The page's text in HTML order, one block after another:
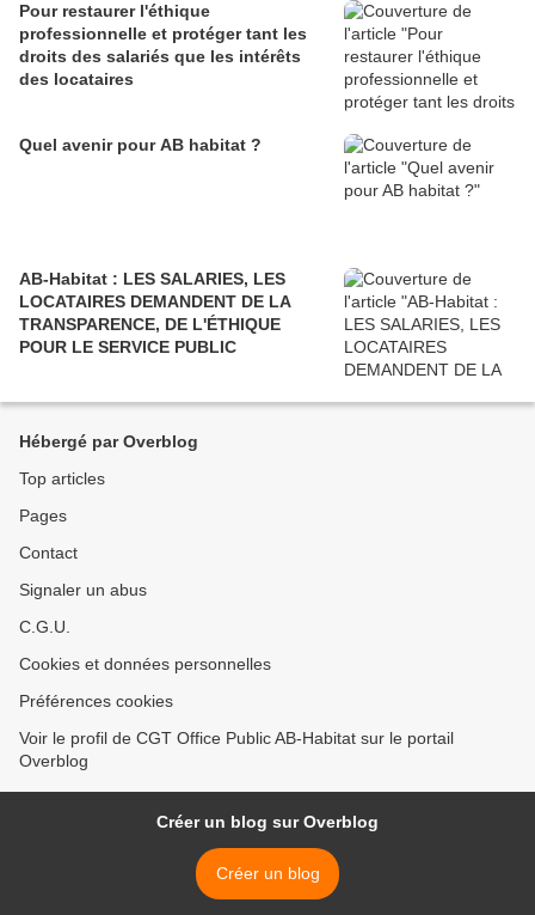
Pour restaurer l'éthique
professionnelle et protéger tant les
droits des salariés que les intérêts
des locataires
Quel avenir pour AB habitat ?
AB-Habitat : LES SALARIES, LES
LOCATAIRES DEMANDENT DE LA
TRANSPARENCE, DE L'ÉTHIQUE
POUR LE SERVICE PUBLIC
Hébergé par Overblog
Top articles
Pages
Contact
Signaler un abus
C.G.U.
Cookies et données personnelles
Préférences cookies
Voir le profil de CGT Office Public AB-Habitat sur le portail
Overblog
Créer un blog sur Overblog
Créer un blog